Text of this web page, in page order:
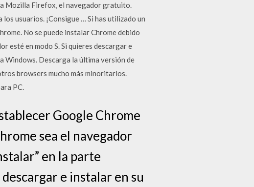
Mozilla Firefox, el navegador gratuito.
usuarios. ¡Consigue … Si has utilizado un
No se puede instalar Chrome debido
esté en modo S. Si quieres descargar e
Windows. Descarga la última versión de
browsers mucho más minoritarios.
PC.
Google Chrome
sea el navegador
en la parte
e instalar en su